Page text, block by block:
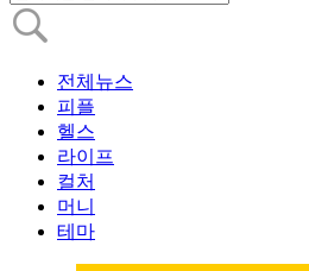
전체뉴스
피플
헬스
라이프
컬처
머니
테마